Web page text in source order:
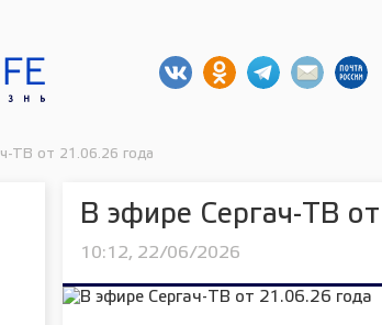
ТВ от 21.06.26 года
В эфире Сергач-ТВ
10:12, 22/06/2026